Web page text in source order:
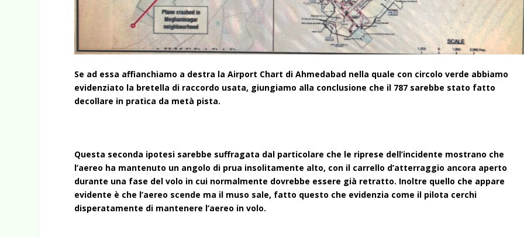
Se ad essa affianchiamo a destra la Airport Chart di Ahmedabad nella quale con circolo verde abbiamo
evidenziato la bretella di raccordo usata, giungiamo alla conclusione che il 787 sarebbe stato fatto
decollare in pratica da metà pista.
Questa seconda ipotesi sarebbe suffragata dal particolare che le riprese dell’incidente mostrano che
l’aereo ha mantenuto un angolo di prua insolitamente alto, con il carrello d’atterraggio ancora aperto
durante una fase del volo in cui normalmente dovrebbe essere già retratto. Inoltre quello che appare
evidente è che l’aereo scende ma il muso sale, fatto questo che evidenzia come il pilota cerchi
disperatamente di mantenere l’aereo in volo.